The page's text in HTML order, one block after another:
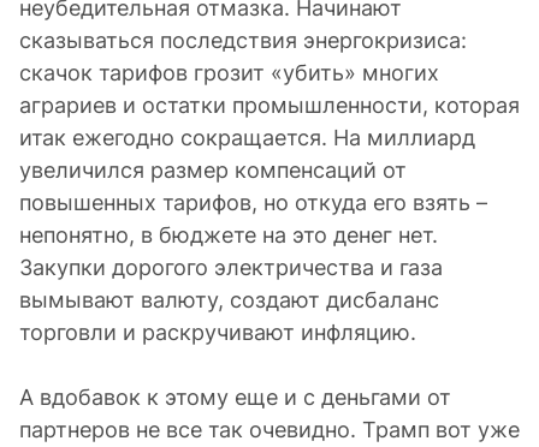
неубедительная отмазка. Начинают
сказываться последствия энергокризиса:
скачок тарифов грозит «убить» многих
аграриев и остатки промышленности, которая
итак ежегодно сокращается. На миллиард
увеличился размер компенсаций от
повышенных тарифов, но откуда его взять –
непонятно, в бюджете на это денег нет.
Закупки дорогого электричества и газа
вымывают валюту, создают дисбаланс
торговли и раскручивают инфляцию.
А вдобавок к этому еще и с деньгами от
партнеров не все так очевидно. Трамп вот уже